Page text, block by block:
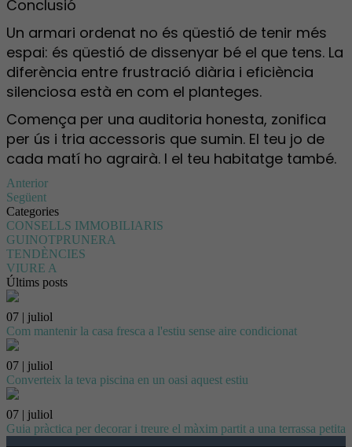
Conclusió
Un armari ordenat no és qüestió de tenir més
espai: és qüestió de dissenyar bé el que tens. La
diferència entre frustració diària i eficiència
silenciosa està en com el planteges.
Comença per una auditoria honesta, zonifica
per ús i tria accessoris que sumin. El teu jo de
cada matí ho agrairà. I el teu habitatge també.
Anterior
Següent
Categories
CONSELLS IMMOBILIARIS
GUINOTPRUNERA
TENDÈNCIES
VIURE A
Últims posts
07 | juliol
Com mantenir la casa fresca a l'estiu sense aire condicionat
07 | juliol
Converteix la teva piscina en un oasi aquest estiu
07 | juliol
Guia pràctica per decorar i treure el màxim partit a una terrassa petita